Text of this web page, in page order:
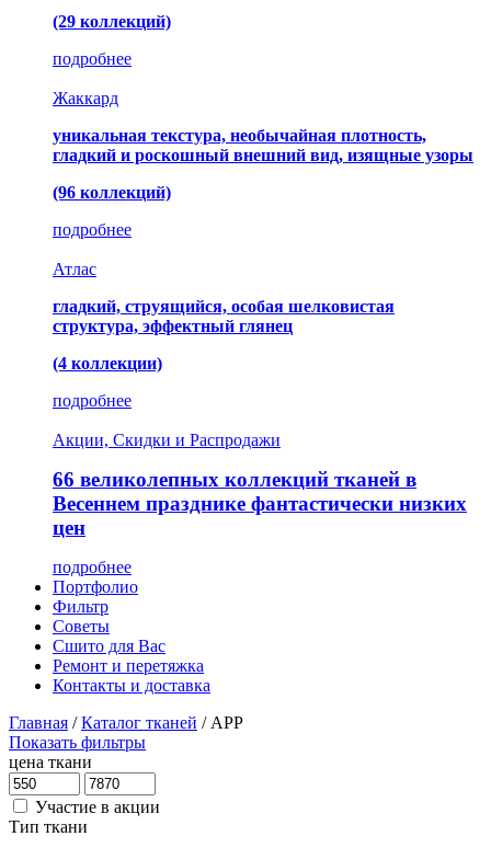
(29 коллекций)
подробнее
Жаккард
уникальная текстура, необычайная плотность,
гладкий и роскошный внешний вид, изящные узоры
(96 коллекций)
подробнее
Атлас
гладкий, струящийся, особая шелковистая
структура, эффектный глянец
(4 коллекции)
подробнее
Акции, Скидки и Распродажи
66 великолепных коллекций тканей в
Весеннем празднике фантастически низких
цен
подробнее
Портфолио
Фильтр
Советы
Сшито для Вас
Ремонт и перетяжка
Контакты и доставка
Главная / Каталог тканей / APP
Показать фильтры
цена ткани
Участие в акции
Тип ткани